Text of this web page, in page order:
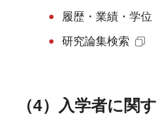
履歴・業績・学位
研究論集検索
（4）入学者に関